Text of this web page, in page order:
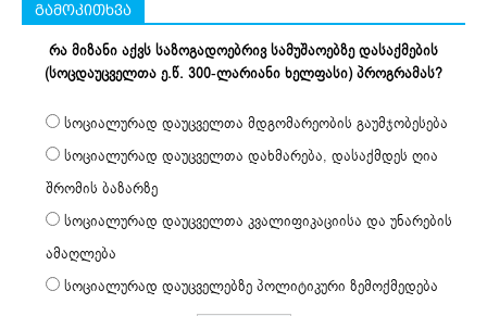
გამოკითხვა
რა მიზანი აქვს საზოგადოებრივ სამუშაოებზე დასაქმების
(სოცდაუცველთა ე.წ. 300-ლარიანი ხელფასი) პროგრამას?
სოციალურად დაუცველთა მდგომარეობის გაუმჯობესება
სოციალურად დაუცველთა დახმარება, დასაქმდეს ღია
შრომის ბაზარზე
სოციალურად დაუცველთა კვალიფიკაციისა და უნარების
ამაღლება
სოციალურად დაუცველებზე პოლიტიკური ზემოქმედება